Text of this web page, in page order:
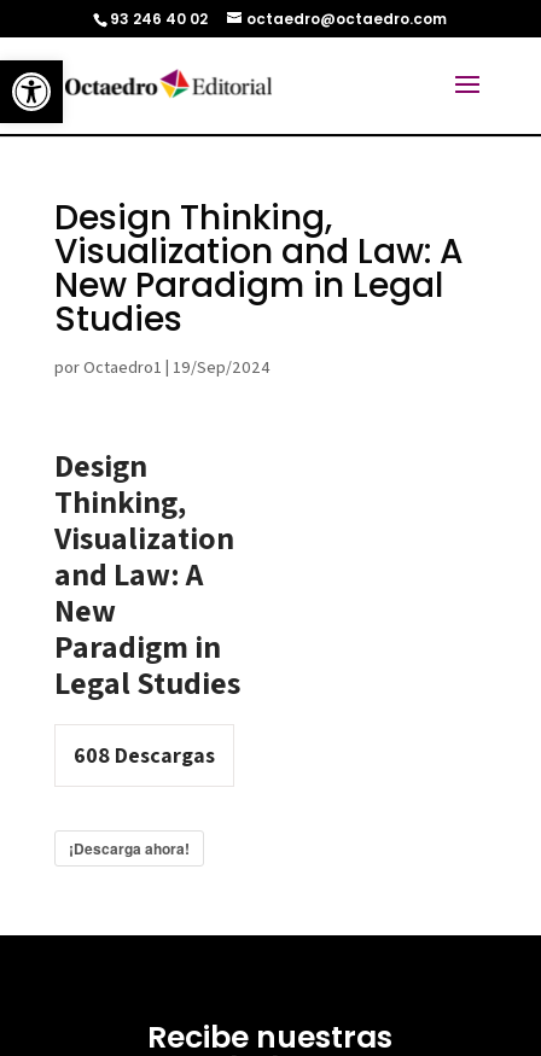
Abrir barra de herramientas
93 246 40 02 octaedro@octaedro.com
Design Thinking,
Visualization and Law: A
New Paradigm in Legal
Studies
porOctaedro1 | 19/Sep/2024
Design
Thinking,
Visualization
and Law: A
New
Paradigm in
Legal Studies
608Descargas
¡Descarga ahora!
Recibe nuestras